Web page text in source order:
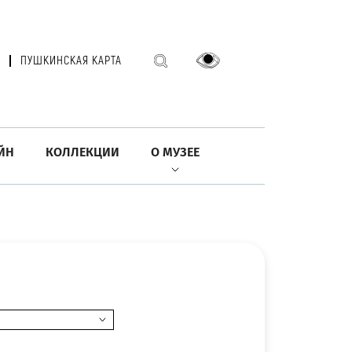
ПУШКИНСКАЯ КАРТА
КОЛЛЕКЦИИ О МУЗЕЕ